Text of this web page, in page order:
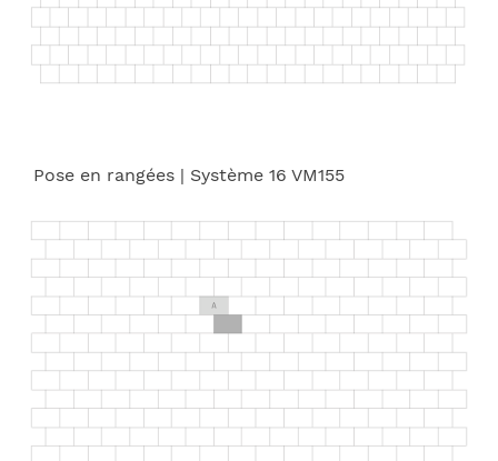
Pose en rangées | Système 16 VM155